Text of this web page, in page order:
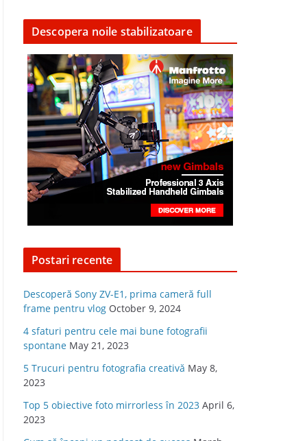
Descopera noile stabilizatoare
Postari recente
Descoperă Sony ZV-E1, prima cameră full
frame pentru vlog October 9, 2024
4 sfaturi pentru cele mai bune fotografii
spontane May 21, 2023
5 Trucuri pentru fotografia creativă May 8,
2023
Top 5 obiective foto mirrorless în 2023 April 6,
2023